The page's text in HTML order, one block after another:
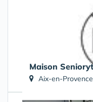
Maison
Aix-en-Provence